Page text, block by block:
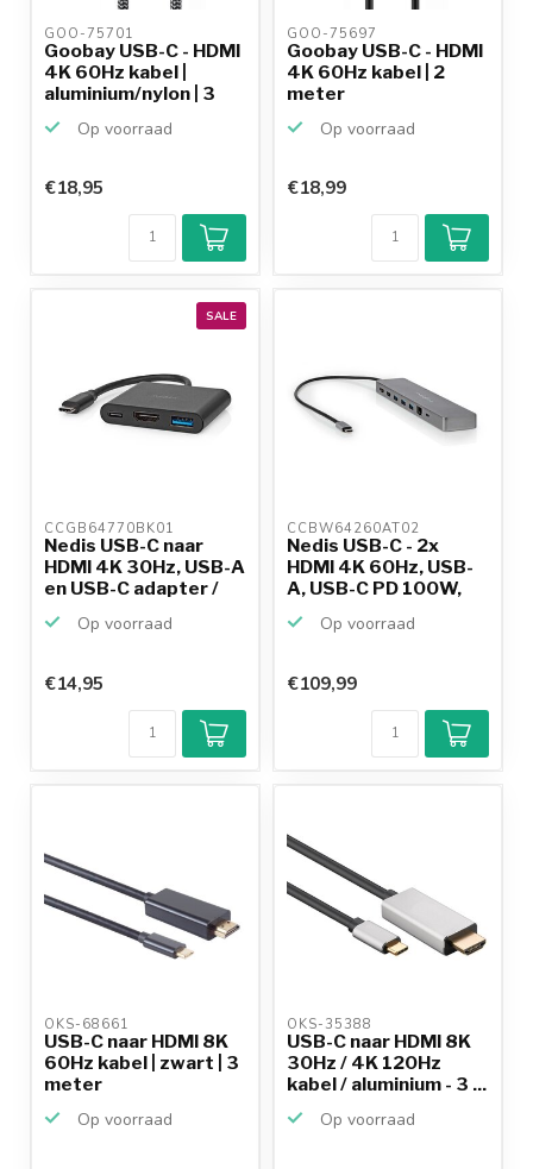
GOO-75701
Goobay USB-C - HDMI
4K 60Hz kabel |
aluminium/nylon | 3
Op voorraad
€18,95
GOO-75697
Goobay USB-C - HDMI
4K 60Hz kabel | 2
meter
Op voorraad
Klantenbeoordeling
9,2/10
Achteraf
betalen mogelijk
€18,99
SALE
CCGB64770BK01
Nedis USB-C naar
HDMI 4K 30Hz, USB-A
en USB-C adapter /
Op voorraad
€14,95
CCBW64260AT02
Nedis USB-C - 2x
HDMI 4K 60Hz, USB-
A, USB-C PD 100W,
Op voorraad
€109,99
OKS-68661
USB-C naar HDMI 8K
60Hz kabel | zwart | 3
meter
Op voorraad
OKS-35388
USB-C naar HDMI 8K
30Hz / 4K 120Hz
kabel / aluminium - 3 ...
Op voorraad